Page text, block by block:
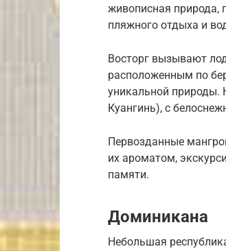
живописная природа,
пляжного отдыха и
Восторг вызывают
расположенным по
уникальной природы.
Куангинь), с
Первозданные
их ароматом,
памяти.
Доминикана
Небольшая